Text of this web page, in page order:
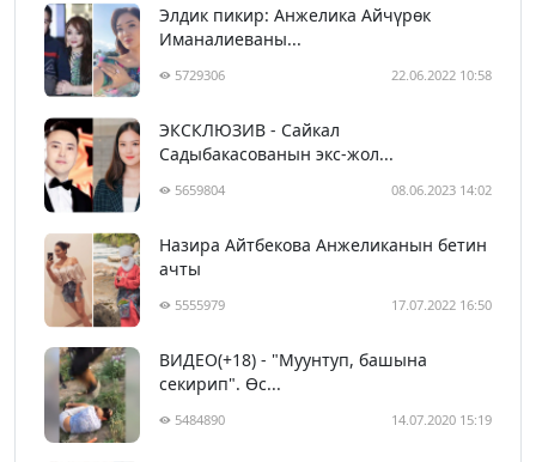
Элдик пикир: Анжелика Айчүрөк
Иманалиеваны...
5729306 22.06.2022 10:58
ЭКСКЛЮЗИВ - Сайкал
Садыбакасованын экс-жол...
5659804 08.06.2023 14:02
Назира Айтбекова Анжеликанын бетин
ачты
5555979 17.07.2022 16:50
ВИДЕО(+18) - "Муунтуп, башына
секирип". Өс...
5484890 14.07.2020 15:19